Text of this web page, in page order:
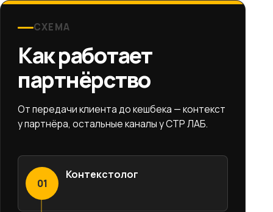
СХЕМА
Как работает
партнёрство
От передачи клиента до кешбека — контекст
у партнёра, остальные каналы у СТР ЛАБ.
01
Контекстолог